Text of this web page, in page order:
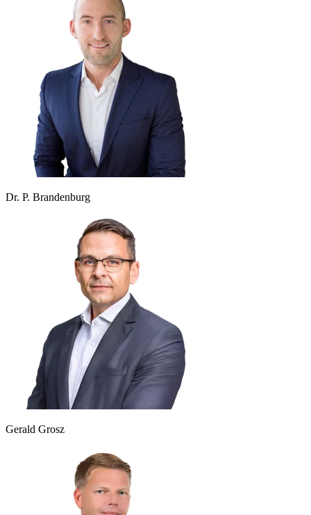
Dr. P. Brandenburg
Gerald Grosz